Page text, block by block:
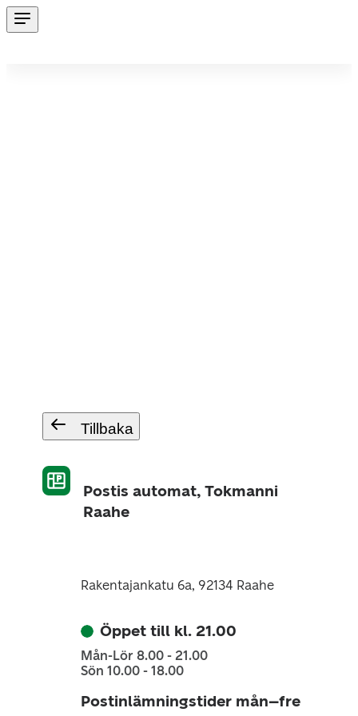
Tillbaka
Postis automat, Tokmanni
Raahe
Rakentajankatu 6a, 92134 Raahe
Öppet till kl. 21.00
Mån-Lör 8.00 - 21.00
Sön 10.00 - 18.00
Postinlämningstider mån–fre